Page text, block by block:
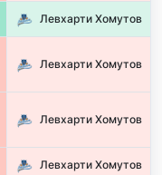
Левхарти Хомутов
Левхарти Хомутов
Левхарти Хомутов
Левхарти Хомутов